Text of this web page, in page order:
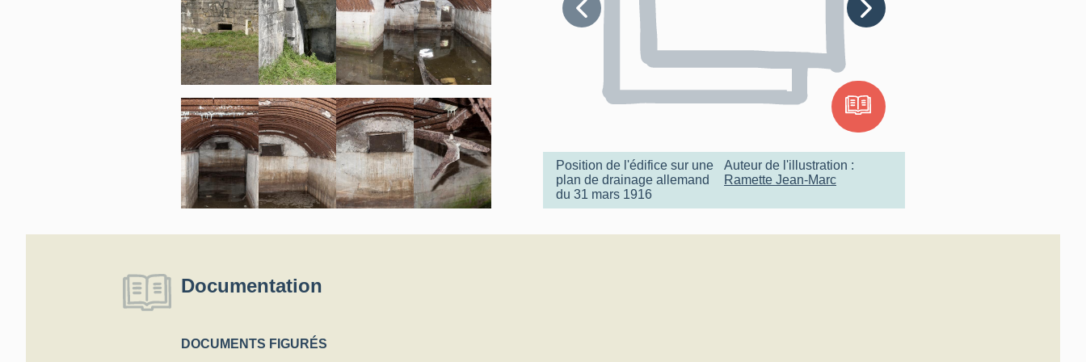
Position de l'édifice sur une
plan de drainage allemand
du 31 mars 1916
Auteur de l'illustration :
Ramette Jean-Marc
Documentation
DOCUMENTS FIGURÉS